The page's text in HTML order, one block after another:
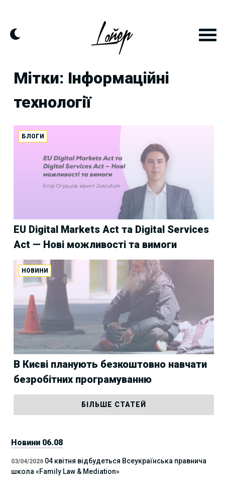
content
Мітки: Інформаційні
технології
БЛОГИ
EU Digital Markets Act та Digital Services
Act — Нові можливості та вимоги
НОВИНИ
В Києві планують безкоштовно навчати
безробітних програмуванню
БІЛЬШЕ СТАТЕЙ
Новини 06.08
03/04/2026 04 квітня відбудеться Всеукраїнська правнича
школа «Family Law & Mediation»